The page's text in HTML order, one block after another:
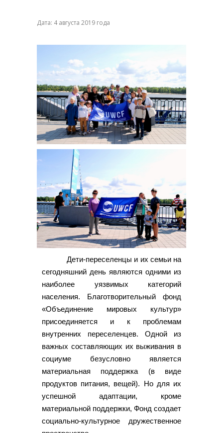
Дата: 4 августа 2019 года
Дети-переселенцы и их семьи на
сегодняшний день являются одними из
наиболее уязвимых категорий
населения. Благотворительный фонд
«Объединение мировых культур»
присоединяется и к проблемам
внутренних переселенцев. Одной из
важных составляющих их выживания в
социуме безусловно является
материальная поддержка (в виде
продуктов питания, вещей). Но для их
успешной адаптации, кроме
материальной поддержки, Фонд создает
социально-культурное дружественное